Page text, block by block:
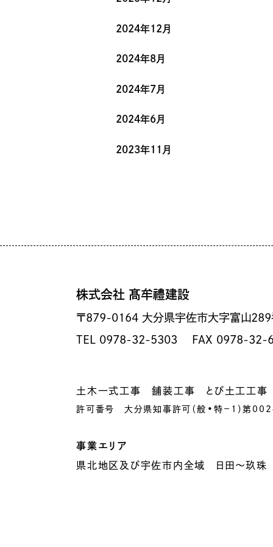
2024年12月
2024年8月
2024年7月
2024年6月
2023年11月
株式会社 髙牟禮建設
〒879-0164 大分県宇佐市大字富山289
TEL 0978-32-5303
FAX 0978-32-
土木一式工事 舗装工事 とび土工工
許可番号 大分県知事許可（般•特−1）第
事業エリア
県北地区及び宇佐市内全域 日田～玖珠